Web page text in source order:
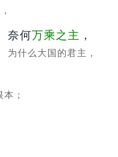
奈何万乘之主 ，
为什么大国的君主，
本；